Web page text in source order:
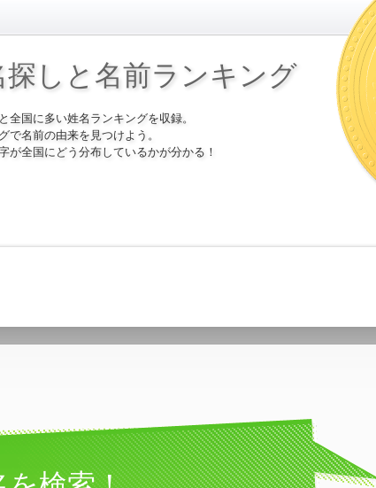
探しと名前ランキング
全国に多い姓名ランキングを収録。
で名前の由来を見つけよう。
が全国にどう分布しているかが分かる！